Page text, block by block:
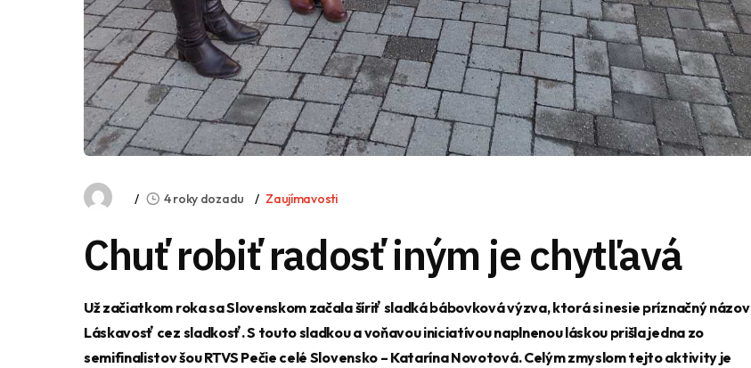
4 roky dozadu Zaujímavosti
Chuť robiť radosť iným je chytľavá
Už začiatkom roka sa Slovenskom začala šíriť sladká bábovková výzva, ktorá si nesie príznačný názov
Láskavosť cez sladkosť. S touto sladkou a voňavou iniciatívou naplnenou láskou prišla jedna zo
semifinalistov šou RTVS Pečie celé Slovensko – Katarína Novotová. Celým zmyslom tejto aktivity je